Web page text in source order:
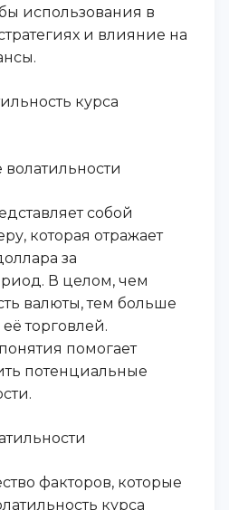
использования в
и влияние на
курса
собой
которая отражает
за
В целом, чем
валюты, тем больше
торговлей.
помогает
потенциальные
факторов, которые
курса